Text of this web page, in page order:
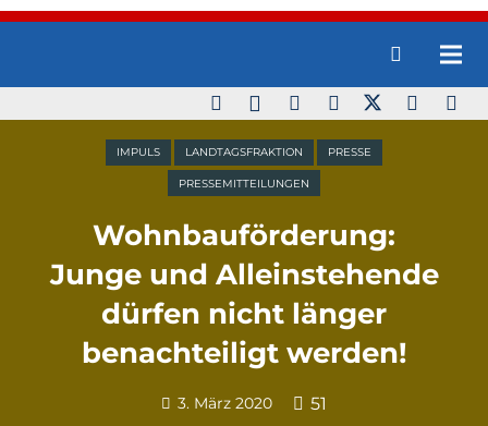
IMPULS LANDTAGSFRAKTION PRESSE
PRESSEMITTEILUNGEN
Wohnbauförderung:
Junge und Alleinstehende
dürfen nicht länger
benachteiligt werden!
3. März 2020 51